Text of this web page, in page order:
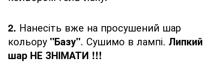
2. Нанесіть вже на просушений шар
кольору "Базу". Сушимо в лампі. Липкий
шар НЕ ЗНІМАТИ !!!